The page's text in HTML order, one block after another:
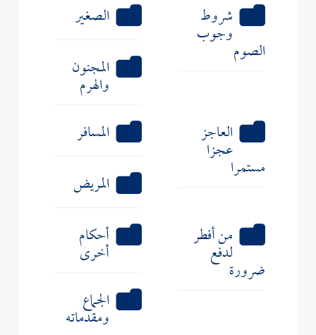
شروط
وجوب
الصوم
الصغير
المجنون
والهرم
العاجز
عجزا
مستمرا
المسافر
المريض
من أفطر
لدفع
ضرورة
أحكام
أخرى
الجماع
ومقدماته